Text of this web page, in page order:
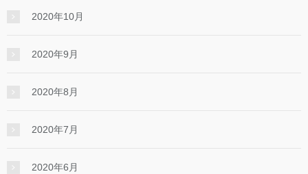
2020年10月
2020年9月
2020年8月
2020年7月
2020年6月